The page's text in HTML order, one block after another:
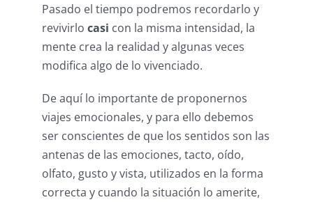
Pasado el tiempo podremos recordarlo y
revivirlo casi con la misma intensidad, la
mente crea la realidad y algunas veces
modifica algo de lo vivenciado.
De aquí lo importante de proponernos
viajes emocionales, y para ello debemos
ser conscientes de que los sentidos son las
antenas de las emociones, tacto, oído,
olfato, gusto y vista, utilizados en la forma
correcta y cuando la situación lo amerite,